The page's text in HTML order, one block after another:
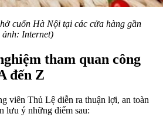
cuốn Hà Nội tại các cửa hàng gần
ảnh: Internet)
tham quan công
đến Z
viên Thủ Lệ diễn ra thuận lợi, an toàn
lưu ý những điểm sau: